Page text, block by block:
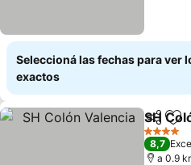
Seleccioná las fechas para ver
exactos
SH
4 Estrellas
8,7
a 0.9